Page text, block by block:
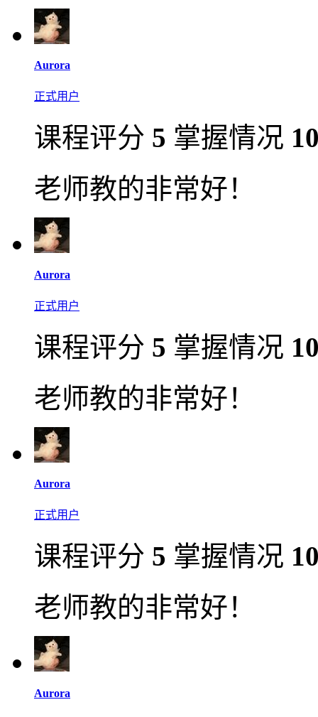
Aurora
正式用户
课程评分 5 掌握情况
老师教的非常好！
Aurora
正式用户
课程评分 5 掌握情况
老师教的非常好！
Aurora
正式用户
课程评分 5 掌握情况
老师教的非常好！
Aurora